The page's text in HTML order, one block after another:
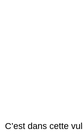
C’est dans cette